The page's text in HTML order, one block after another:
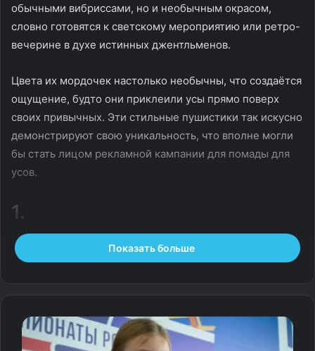
обычными вибриссами, но и необычным окрасом,
словно готовятся к светскому мероприятию или ретро-
вечерине в духе истинных джентльменов.
Цвета их мордочек настолько необычны, что создаётся
ощущение, будто они приклеили усы прямо поверх
своих привычных. Эти стильные пушистики так искусно
демонстрируют свою уникальность, что вполне могли
бы стать лицом рекламной кампании для помады для
усов.
1.
Сэр, я джентльмен, а вы?Показать больше